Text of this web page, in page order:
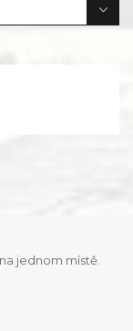
jednom místě.